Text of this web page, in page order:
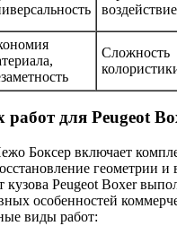
воздействие
Сложность
для Peugeot
Боксер включает
геометрии и
Peugeot Boxer
особенностей
виды работ: